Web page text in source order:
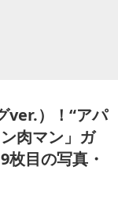
ver.）！“アパ
肉マン」ガ
枚目の写真・